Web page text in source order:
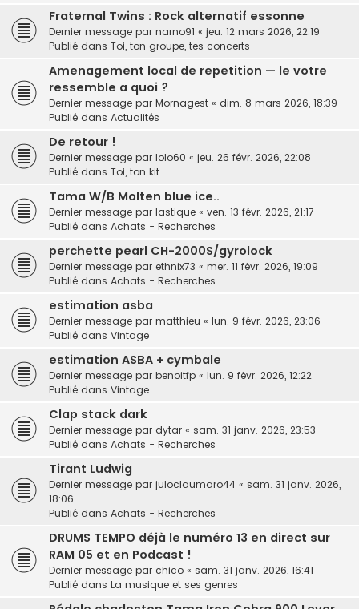
Fraternal Twins : Rock alternatif essonne
Dernier message par narno91 « jeu. 12 mars 2026, 22:19
Publié dans Toi, ton groupe, tes concerts
Amenagement local de repetition — le votre
ressemble a quoi ?
Dernier message par Mornagest « dim. 8 mars 2026, 18:39
Publié dans Actualités
De retour !
Dernier message par lolo60 « jeu. 26 févr. 2026, 22:08
Publié dans Toi, ton kit
Tama W/B Molten blue ice..
Dernier message par lastique « ven. 13 févr. 2026, 21:17
Publié dans Achats - Recherches
perchette pearl CH-2000S/gyrolock
Dernier message par ethnix73 « mer. 11 févr. 2026, 19:09
Publié dans Achats - Recherches
estimation asba
Dernier message par matthieu « lun. 9 févr. 2026, 23:06
Publié dans Vintage
estimation ASBA + cymbale
Dernier message par benoitfp « lun. 9 févr. 2026, 12:22
Publié dans Vintage
Clap stack dark
Dernier message par dytar « sam. 31 janv. 2026, 23:53
Publié dans Achats - Recherches
Tirant Ludwig
Dernier message par juloclaumaro44 « sam. 31 janv. 2026,
18:06
Publié dans Achats - Recherches
DRUMS TEMPO déjà le numéro 13 en direct sur
RAM 05 et en Podcast !
Dernier message par chico « sam. 31 janv. 2026, 16:41
Publié dans La musique et ses genres